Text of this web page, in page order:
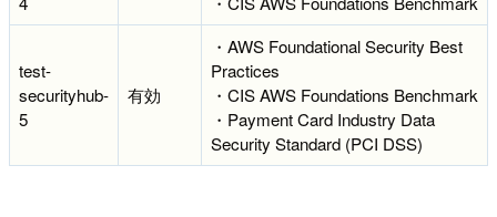
test-
securityhub-
5
有効
・AWS Foundational Security Best
Practices
・CIS AWS Foundations Benchmark
・Payment Card Industry Data
Security Standard (PCI DSS)